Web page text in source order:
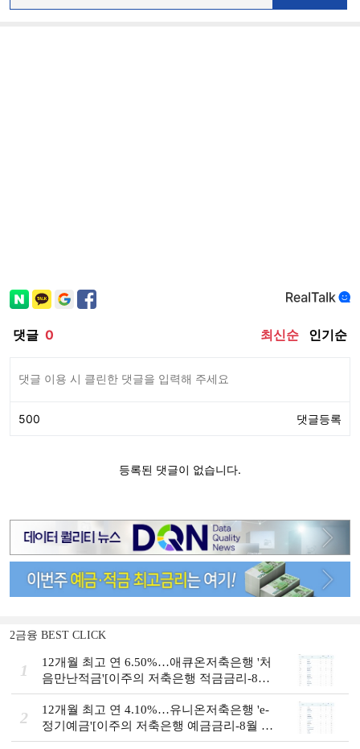
2금융 BEST CLICK
1
12개월 최고 연 6.50%…애큐온저축은행 '처
음만난적금'[이주의 저축은행 적금금리-8월
2주]
2
12개월 최고 연 4.10%…유니온저축은행 'e-
정기예금'[이주의 저축은행 예금금리-8월 2
주]